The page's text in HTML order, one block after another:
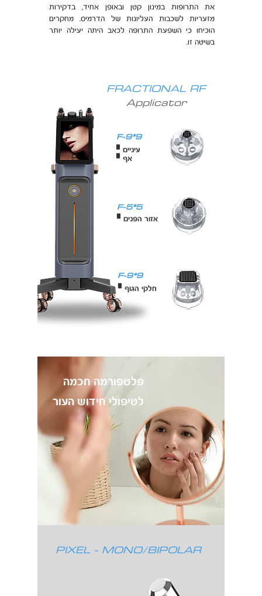
את התרופות במינון קטן ובאופן אחיד, בדקירות
מזעריות לשכבות העליונות של הדרמיס. מחקרים
הוכיחו כי השפעת התרופה לכאב היתה יעילה יותר
בשיטה זו.
FRACTIONAL RF
Applicator
▘עיניים
F-9*9
▘אף
F-5*5
▘אזור הפנים
F-9*9
▘חלקי הגוף
PIXEL - MONO/BIPOLAR
פלטפורמה חכמה
לטיפולי חידוש העור